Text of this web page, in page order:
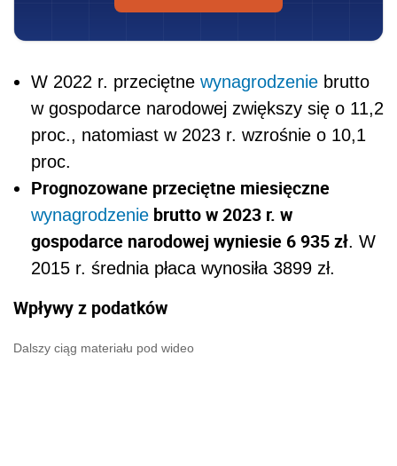
W 2022 r. przeciętne wynagrodzenie brutto
w gospodarce narodowej zwiększy się o 11,2
proc., natomiast w 2023 r. wzrośnie o 10,1
proc.
Prognozowane przeciętne miesięczne
wynagrodzenie brutto w 2023 r. w
gospodarce narodowej wyniesie 6 935 zł. W
2015 r. średnia płaca wynosiła 3899 zł.
Wpływy z podatków
Dalszy ciąg materiału pod wideo